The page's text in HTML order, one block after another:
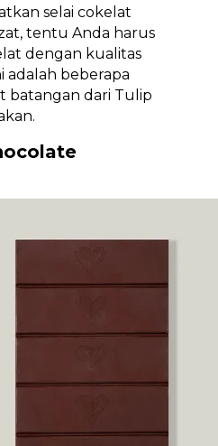
selai cokelat
tentu Anda harus
dengan kualitas
adalah beberapa
batangan dari Tulip